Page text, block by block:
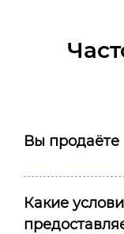
Вы
Какие